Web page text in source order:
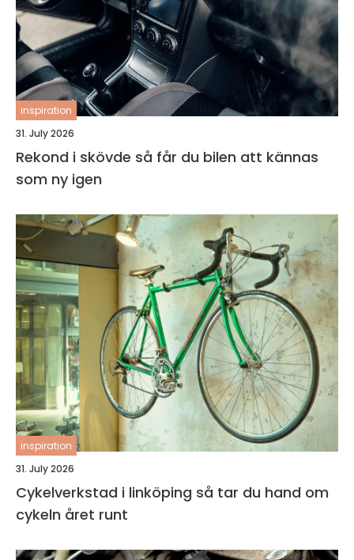
inspiration
31. July 2026
Rekond i skövde så får du bilen att kännas
som ny igen
inspiration
31. July 2026
Cykelverkstad i linköping så tar du hand om
cykeln året runt